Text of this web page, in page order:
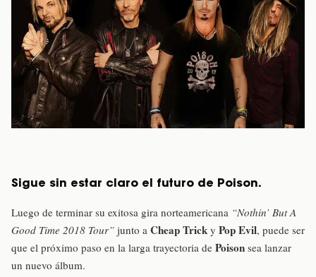
Sigue sin estar claro el futuro de Poison.
Luego de terminar su exitosa gira norteamericana “Nothin’ But A
Good Time 2018 Tour” junto a Cheap Trick y Pop Evil, puede ser
que el próximo paso en la larga trayectoria de Poison sea lanzar
un nuevo álbum.